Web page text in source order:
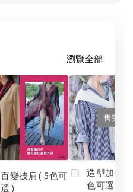
瀏覽全部
百變披肩(5色可
選)
售完
造型加分
色可選)